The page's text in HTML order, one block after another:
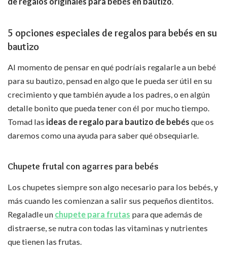
5 opciones especiales de regalos para bebés en su
bautizo
Al momento de pensar en qué podríais regalarle a un bebé
para su bautizo, pensad en algo que le pueda ser útil en su
crecimiento y que también ayude a los padres, o en algún
detalle bonito que pueda tener con él por mucho tiempo.
Tomad las ideas de regalo para bautizo de bebés que os
daremos como una ayuda para saber qué obsequiarle.
Chupete frutal con agarres para bebés
Los chupetes siempre son algo necesario para los bebés, y
más cuando les comienzan a salir sus pequeños dientitos.
Regaladle un chupete para frutas para que además de
distraerse, se nutra con todas las vitaminas y nutrientes
que tienen las frutas.